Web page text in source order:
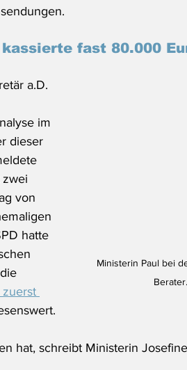
fast 80.000
Ministerin Paul bei
a.D.
im
dieser
von
hatte
hat, schreibt Ministerin